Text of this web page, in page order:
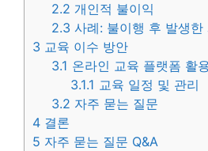
2.2 개인적 불이익
2.3 사례: 불이행 후 발생한
3 교육 이수 방안
3.1 온라인 교육 플랫폼 활
3.1.1 교육 일정 및 관리
3.2 자주 묻는 질문
4 결론
5 자주 묻는 질문 Q&A